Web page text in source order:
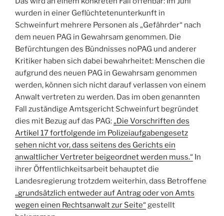
wurden in einer Geflüchtetenunterkunft in
Schweinfurt mehrere Personen als „Gefährder“ nach
dem neuen PAG in Gewahrsam genommen. Die
Befürchtungen des Bündnisses noPAG und anderer
Kritiker haben sich dabei bewahrheitet: Menschen die
aufgrund des neuen PAG in Gewahrsam genommen
werden, können sich nicht darauf verlassen von einem
Anwalt vertreten zu werden. Das im oben genannten
Fall zuständige Amtsgericht Schweinfurt begründet
dies mit Bezug auf das PAG:„Die Vorschriften des
Artikel 17 fortfolgende im Polizeiaufgabengesetz
sehen nicht vor, dass seitens des Gerichts ein
anwaltlicher Vertreter beigeordnet werden muss.“ In
ihrer Öffentlichkeitsarbeit behauptet die
Landesregierung trotzdem weiterhin, dass Betroffene
„grundsätzlich entweder auf Antrag oder von Amts
wegen einen Rechtsanwalt zur Seite“ gestellt